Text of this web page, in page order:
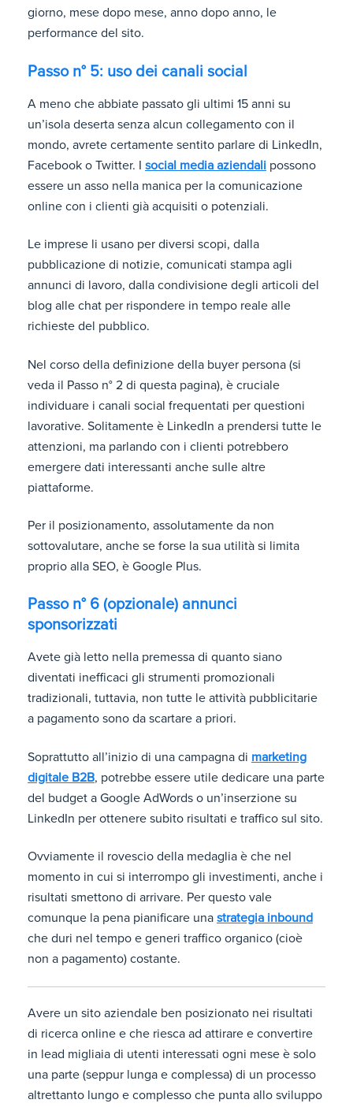
giorno, mese dopo mese, anno dopo anno, le
performance del sito.
Passo n° 5: uso dei canali social
A meno che abbiate passato gli ultimi 15 anni su
un’isola deserta senza alcun collegamento con il
mondo, avrete certamente sentito parlare di LinkedIn,
Facebook o Twitter. I social media aziendali possono
essere un asso nella manica per la comunicazione
online con i clienti già acquisiti o potenziali.
Le imprese li usano per diversi scopi, dalla
pubblicazione di notizie, comunicati stampa agli
annunci di lavoro, dalla condivisione degli articoli del
blog alle chat per rispondere in tempo reale alle
richieste del pubblico.
Nel corso della definizione della buyer persona (si
veda il Passo n° 2 di questa pagina), è cruciale
individuare i canali social frequentati per questioni
lavorative. Solitamente è LinkedIn a prendersi tutte le
attenzioni, ma parlando con i clienti potrebbero
emergere dati interessanti anche sulle altre
piattaforme.
Per il posizionamento, assolutamente da non
sottovalutare, anche se forse la sua utilità si limita
proprio alla SEO, è Google Plus.
Passo n° 6 (opzionale) annunci
sponsorizzati
Avete già letto nella premessa di quanto siano
diventati inefficaci gli strumenti promozionali
tradizionali, tuttavia, non tutte le attività pubblicitarie
a pagamento sono da scartare a priori.
Soprattutto all’inizio di una campagna di marketing
digitale B2B, potrebbe essere utile dedicare una parte
del budget a Google AdWords o un’inserzione su
LinkedIn per ottenere subito risultati e traffico sul sito.
Ovviamente il rovescio della medaglia è che nel
momento in cui si interrompo gli investimenti, anche i
risultati smettono di arrivare. Per questo vale
comunque la pena pianificare una strategia inbound
che duri nel tempo e generi traffico organico (cioè
non a pagamento) costante.
Avere un sito aziendale ben posizionato nei risultati
di ricerca online e che riesca ad attirare e convertire
in lead migliaia di utenti interessati ogni mese è solo
una parte (seppur lunga e complessa) di un processo
altrettanto lungo e complesso che punta allo sviluppo